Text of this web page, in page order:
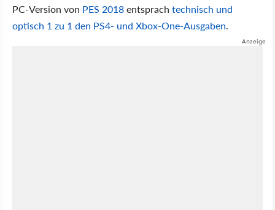
PC-Version von PES 2018entsprach technisch und
optisch 1 zu 1 den PS4- und Xbox-One-Ausgaben.